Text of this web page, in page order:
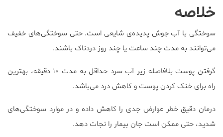
خلاصه
سوختگی با آب جوش پدیده‌ی شایعی است. حتی سوختگی‌های خفیف
می‌توانند به مدت چند ساعت یا چند روز دردناک باشند.
گرفتن پوست بلافاصله زیر آب سرد حداقل به مدت ۱۰ دقیقه، بهترین
راه برای خنک کردن پوست و کاهش درد می‌باشد.
درمان دقیق خطر عوارض جدی را کاهش داده و در موارد سوختگی‌های
شدید، حتی ممکن است جان بیمار را نجات دهد.